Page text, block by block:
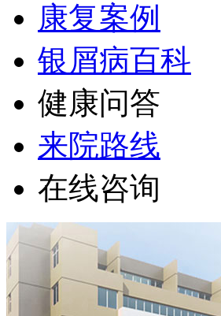
康复案例
银屑病百科
健康问答
来院路线
在线咨询